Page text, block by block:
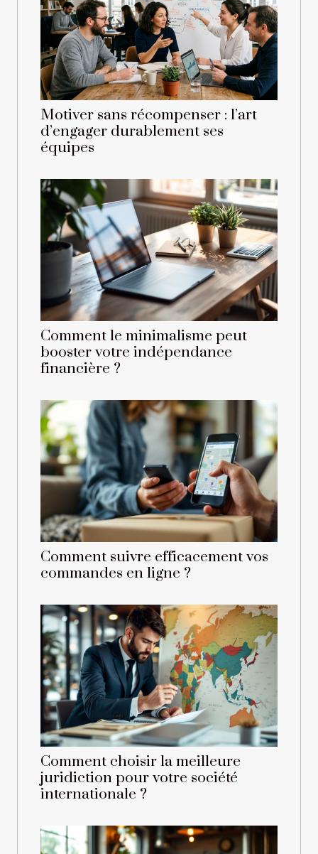
Motiver sans récompenser : l’art
d’engager durablement ses
équipes
Comment le minimalisme peut
booster votre indépendance
financière ?
Comment suivre efficacement vos
commandes en ligne ?
Comment choisir la meilleure
juridiction pour votre société
internationale ?